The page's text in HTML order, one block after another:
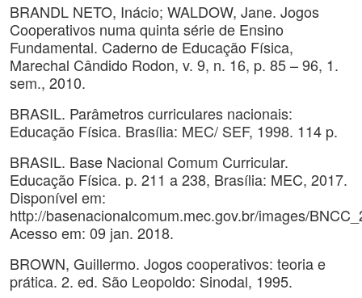
BRANDL NETO, Inácio; WALDOW, Jane. Jogos
Cooperativos numa quinta série de Ensino
Fundamental. Caderno de Educação Física,
Marechal Cândido Rodon, v. 9, n. 16, p. 85 – 96, 1.
sem., 2010.
BRASIL. Parâmetros curriculares nacionais:
Educação Física. Brasília: MEC/ SEF, 1998. 114 p.
BRASIL. Base Nacional Comum Curricular.
Educação Física. p. 211 a 238, Brasília: MEC, 2017.
Disponível em:
http://basenacionalcomum.mec.gov.br/images/
Acesso em: 09 jan. 2018.
BROWN, Guillermo. Jogos cooperativos: teoria e
prática. 2. ed. São Leopoldo: Sinodal, 1995.